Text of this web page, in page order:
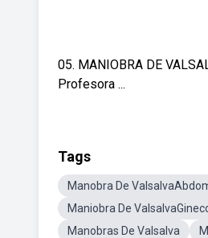
05. MANIOBRA DE
Profesora ...
Tags
Manobra De
Maniobra De
Manobras De Valsalva